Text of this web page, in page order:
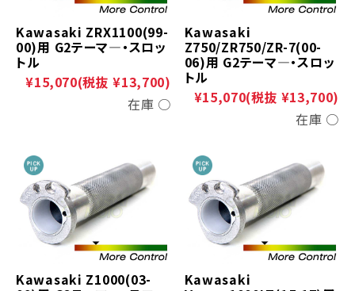
Kawasaki ZRX1100(99-
00)用 G2テーマ―・スロッ
トル
¥15,070(税抜 ¥13,700)
在庫 ○
Kawasaki
Z750/ZR750/ZR-7(00-
06)用 G2テーマ―・スロッ
トル
¥15,070(税抜 ¥13,700)
在庫 ○
Kawasaki Z1000(03- Kawasaki